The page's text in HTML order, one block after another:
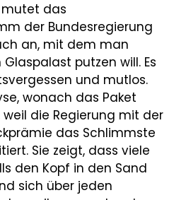
das
der Bundesregierung
an, mit dem man
putzen will. Es
und mutlos.
wonach das Paket
weil die Regierung mit der
das Schlimmste
Sie zeigt, dass viele
den Kopf in den Sand
sich über jeden